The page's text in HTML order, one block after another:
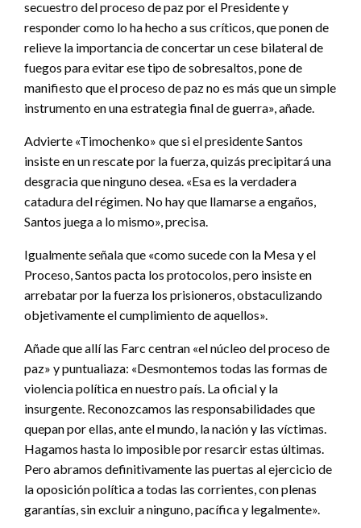
secuestro del proceso de paz por el Presidente y
responder como lo ha hecho a sus críticos, que ponen de
relieve la importancia de concertar un cese bilateral de
fuegos para evitar ese tipo de sobresaltos, pone de
manifiesto que el proceso de paz no es más que un simple
instrumento en una estrategia final de guerra», añade.
Advierte «Timochenko» que si el presidente Santos
insiste en un rescate por la fuerza, quizás precipitará una
desgracia que ninguno desea. «Esa es la verdadera
catadura del régimen. No hay que llamarse a engaños,
Santos juega a lo mismo», precisa.
Igualmente señala que «como sucede con la Mesa y el
Proceso, Santos pacta los protocolos, pero insiste en
arrebatar por la fuerza los prisioneros, obstaculizando
objetivamente el cumplimiento de aquellos».
Añade que allí las Farc centran «el núcleo del proceso de
paz» y puntualiaza: «Desmontemos todas las formas de
violencia política en nuestro país. La oficial y la
insurgente. Reconozcamos las responsabilidades que
quepan por ellas, ante el mundo, la nación y las víctimas.
Hagamos hasta lo imposible por resarcir estas últimas.
Pero abramos definitivamente las puertas al ejercicio de
la oposición política a todas las corrientes, con plenas
garantías, sin excluir a ninguno, pacífica y legalmente».